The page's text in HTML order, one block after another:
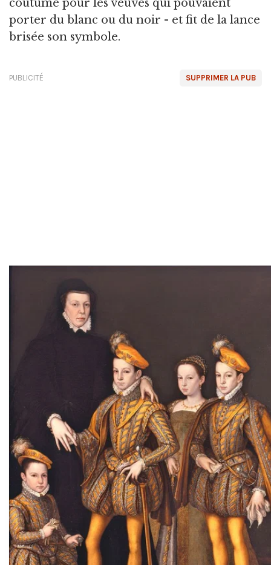
coutume pour les veuves qui pouvaient
porter du blanc ou du noir - et fit de la lance
brisée son symbole.
SUPPRIMER LA PUB
PUBLICITÉ